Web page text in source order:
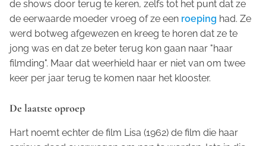
de shows door terug te keren, zelfs tot het punt dat ze
de eerwaarde moeder vroeg of ze een roeping had. Ze
werd botweg afgewezen en kreeg te horen dat ze te
jong was en dat ze beter terug kon gaan naar "haar
filmding". Maar dat weerhield haar er niet van om twee
keer per jaar terug te komen naar het klooster.
De laatste oproep
Hart noemt echter de film Lisa (1962) de film die haar